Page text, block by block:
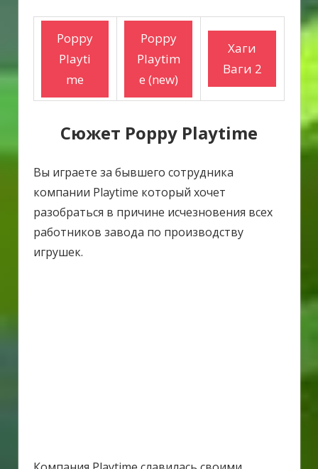
Poppy
Playti
me
Poppy
Playtim
e (new)
Хаги
Ваги 2
Сюжет Poppy Playtime
Вы играете за бывшего сотрудника
компании Playtime который хочет
разобраться в причине исчезновения всех
работников завода по производству
игрушек.